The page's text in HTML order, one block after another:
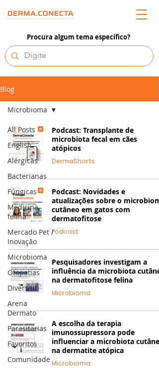
Procura algum tema específico?
Blog
All Posts
English
Alérgicas
Bacterianas
Fúngicas
Medicina
felina
Mercado Pet /
Inovação
Microbioma
Otopatias
Diversos
Arena
Dermato
Parasitarias
Favoritos
Comunidade
Microbioma
Podcast: Transplante de
microbiota fecal em cães
atópicos
DermaShorts
Podcast: Novidades e
atualizações sobre o
cutâneo em gatos com
dermatofitose
Podcast
Pesquisadores investigam a
influência da microbiota
na dermatofitose felina
Microbioma
A escolha da terapia
imunossupressora pode
influenciar a microbiota cutânea
na dermatite atópica
Microbioma